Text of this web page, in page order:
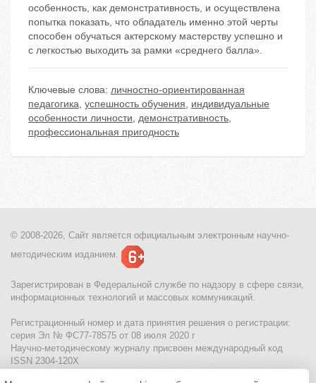
особенность, как демонстративность, и осуществлена
попытка показать, что обладатель именно этой черты
способен обучаться актерскому мастерству успешно и
с легкостью выходить за рамки «среднего балла».
Ключевые слова: личностно-ориентированная
педагогика, успешность обучения, индивидуальные
особенности личности, демонстративность,
профессиональная пригодность
© 2008-2026, Сайт является официальным электронным научно-
методическим изданием.
Зарегистрирован в Федеральной службе по надзору в сфере связи,
информационных технологий и массовых коммуникаций.
Регистрационный номер и дата принятия решения о регистрации:
серия Эл № ФС77-78575 от 08 июля 2020 г
Научно-методическому журналу присвоен международный код
ISSN 2304-120X